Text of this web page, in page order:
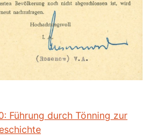
Führung durch Tönning zur